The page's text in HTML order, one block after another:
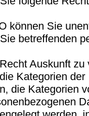
können Sie
betreffenden
Auskunft zu
Kategorien der
die Kategorien